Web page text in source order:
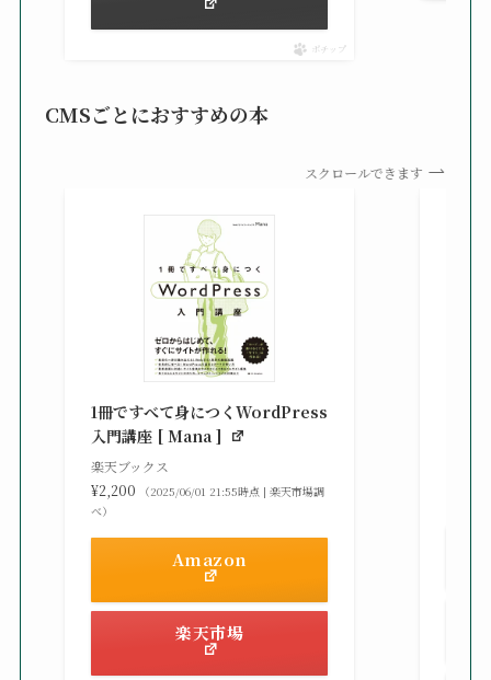
ポチップ
CMSごとにおすすめの本
スクロールできます
1冊ですべて身につくWordPress
入門講座 [ Mana ]
楽天ブックス
¥2,200
（2025/06/01 21:55時点 | 楽天市場調
べ）
Amazon
楽天市場